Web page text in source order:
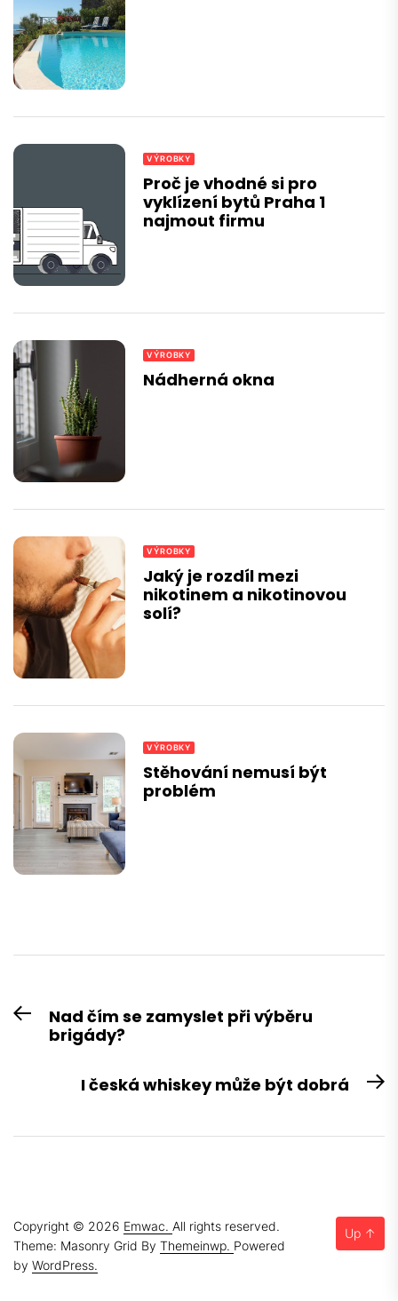
VÝROBKY
Proč je vhodné si pro
vyklízení bytů Praha 1
najmout firmu
VÝROBKY
Nádherná okna
VÝROBKY
Jaký je rozdíl mezi
nikotinem a nikotinovou
solí?
VÝROBKY
Stěhování nemusí být
problém
Navigace
pro
příspěvek
PreviousNad čím se zamyslet při výběru
brigády?
I česká whiskey může být dobrá
Copyright © 2026 Emwac. All rights reserved.
Theme: Masonry Grid By Themeinwp. Powered
by WordPress.
Up ↑